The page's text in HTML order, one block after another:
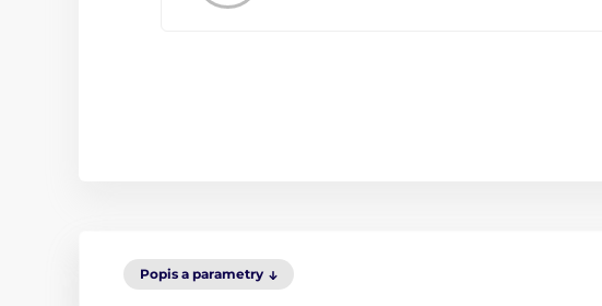
Popis a parametry